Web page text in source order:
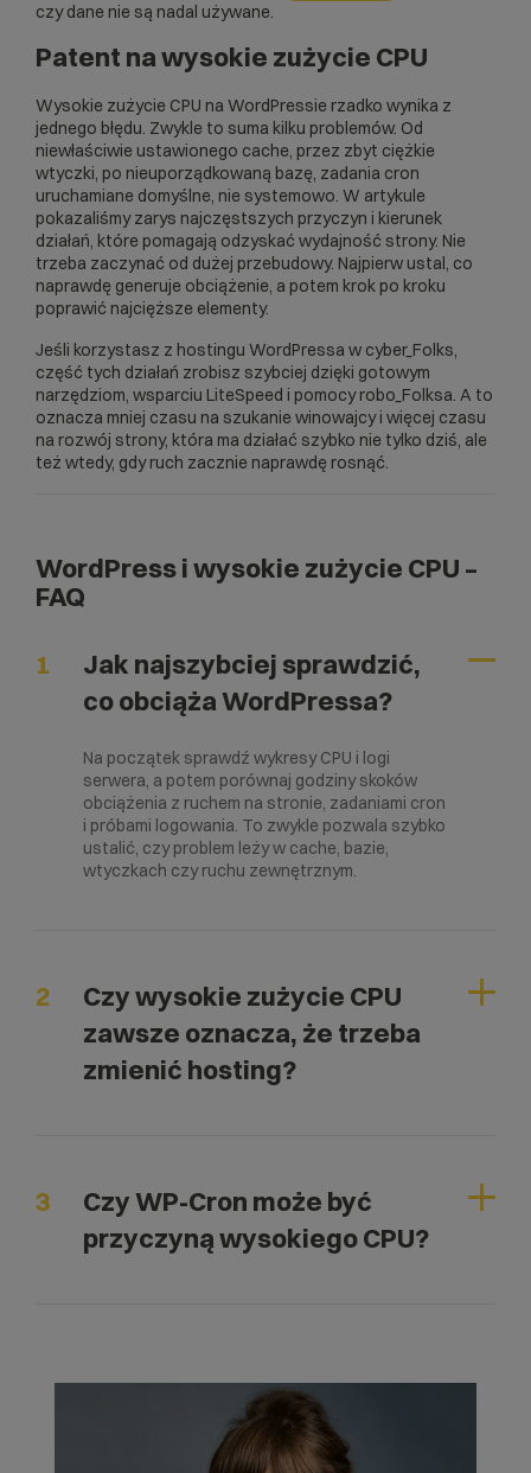
czy dane nie są nadal używane.
Patent na wysokie zużycie CPU
Wysokie zużycie CPU na WordPressie rzadko wynika z
jednego błędu. Zwykle to suma kilku problemów. Od
niewłaściwie ustawionego cache, przez zbyt ciężkie
wtyczki, po nieuporządkowaną bazę, zadania cron
uruchamiane domyślne, nie systemowo. W artykule
pokazaliśmy zarys najczęstszych przyczyn i kierunek
działań, które pomagają odzyskać wydajność strony. Nie
trzeba zaczynać od dużej przebudowy. Najpierw ustal, co
naprawdę generuje obciążenie, a potem krok po kroku
poprawić najcięższe elementy.
Jeśli korzystasz z hostingu WordPressa w cyber_Folks,
część tych działań zrobisz szybciej dzięki gotowym
narzędziom, wsparciu LiteSpeed i pomocy robo_Folksa. A to
oznacza mniej czasu na szukanie winowajcy i więcej czasu
na rozwój strony, która ma działać szybko nie tylko dziś, ale
też wtedy, gdy ruch zacznie naprawdę rosnąć.
WordPress i wysokie zużycie CPU –
FAQ
1
Jak najszybciej sprawdzić,
co obciąża WordPressa?
Na początek sprawdź wykresy CPU i logi
serwera, a potem porównaj godziny skoków
obciążenia z ruchem na stronie, zadaniami cron
i próbami logowania. To zwykle pozwala szybko
ustalić, czy problem leży w cache, bazie,
wtyczkach czy ruchu zewnętrznym.
2
Czy wysokie zużycie CPU
zawsze oznacza, że trzeba
zmienić hosting?
3
Czy WP-Cron może być
przyczyną wysokiego CPU?